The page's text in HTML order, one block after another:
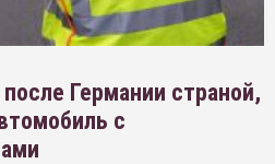
Германии страной,
с